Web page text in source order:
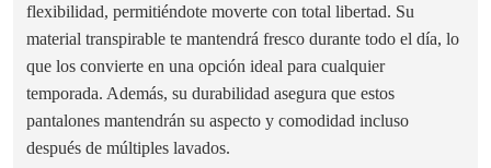
flexibilidad, permitiéndote moverte con total libertad. Su
material transpirable te mantendrá fresco durante todo el día, lo
que los convierte en una opción ideal para cualquier
temporada. Además, su durabilidad asegura que estos
pantalones mantendrán su aspecto y comodidad incluso
después de múltiples lavados.